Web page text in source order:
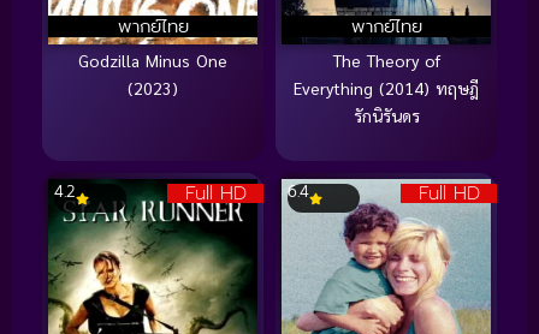
พากย์ไทย
Godzilla Minus One
(2023)
พากย์ไทย
The Theory of
Everything (2014) ทฤษฎี
รักนิรันดร
Full HD
4.2 Full HD
6.4